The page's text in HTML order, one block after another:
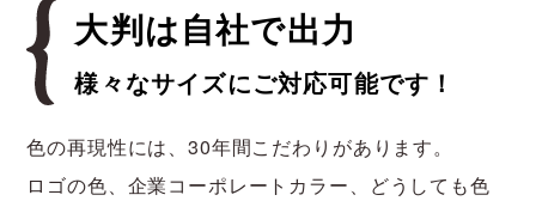
大判は自社で出力
様々なサイズにご対応可能です！
色の再現性には、30年間こだわりがあります。
ロゴの色、企業コーポレートカラー、どうしても色